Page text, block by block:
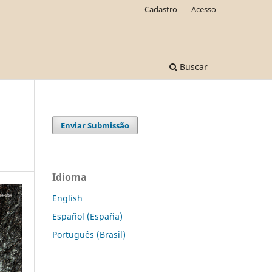
Buscar
Cadastro Acesso
Enviar Submissão
Idioma
English
Español (España)
Português (Brasil)